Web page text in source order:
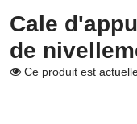
Cale
de
Ce produit est